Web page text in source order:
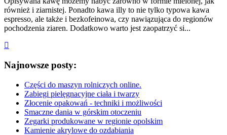
również i ziarnistej. Ponadto kawa illy to nie tylko typowa kawa
espresso, ale także i bezkofeinowa, czy nawiązująca do regionów
pochodzenia ziaren. Dodatkowo warto jest zaopatrzyć si...
Najnowsze posty:
Części do maszyn rolniczych online.
Zabiegi pielęgnacyjne ciała i twarzy
Złocenie opakowań - techniki i możliwości
Smaczne dania w górskim otoczeniu
Zegarki produkowane w regionie opolskim
Kamienie akrylowe do ozdabiania